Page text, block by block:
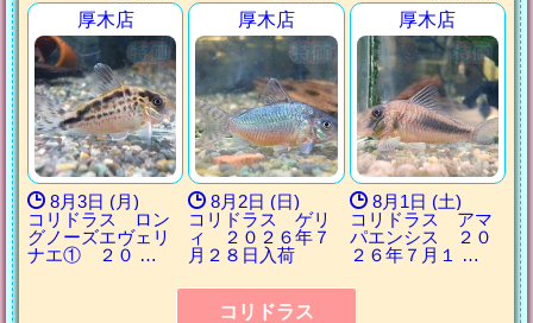
厚木店
8月3日 (月)
コリドラス ロン
グノーズエヴェリ
ナエ① ２０ …
厚木店
8月2日 (日)
コリドラス ゲリ
ィ ２０２６年７
月２８日入荷
厚木店
8月1日 (土)
コリドラス アマ
パエンシス ２０
２６年７月１ …
コリドラス